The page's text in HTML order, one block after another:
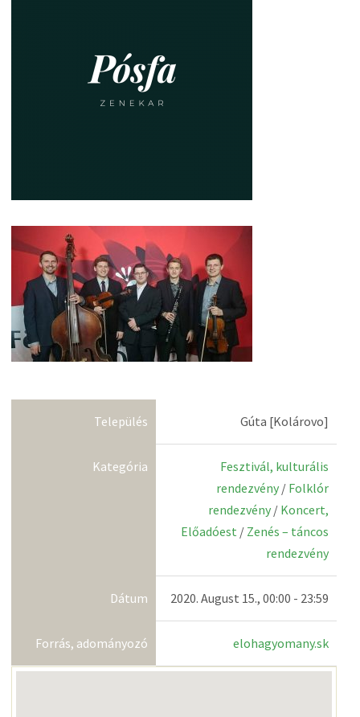
Település Gúta [Kolárovo]
Kategória
Fesztivál, kulturális
rendezvény / Folklór
rendezvény / Koncert,
Előadóest / Zenés – táncos
rendezvény
Dátum 2020. August 15., 00:00 - 23:59
Forrás, adományozó elohagyomany.sk